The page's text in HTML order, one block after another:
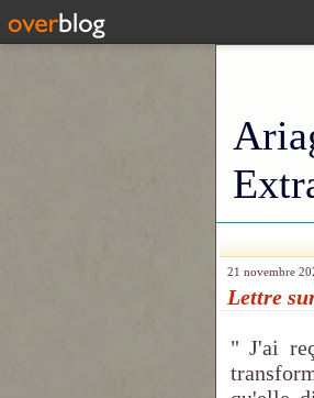
21 novembre
Lettre
" J'ai